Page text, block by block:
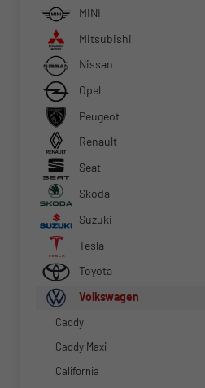
MINI
Mitsubishi
Nissan
Opel
Peugeot
Renault
Seat
Skoda
Suzuki
Tesla
Toyota
Volkswagen
Caddy
Caddy Maxi
California